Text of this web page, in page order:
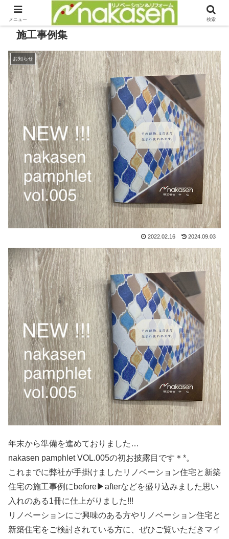
施工事例集
お知らせ
2022.02.16 2024.09.03
年末から準備を進めておりました…
nakasen pamphlet VOL.005の初お披露目です＊*。
これまでに弊社が手掛けましたリノベーション住宅と新築
住宅の施工事例にbefore▶afterなどを盛り込みました思い
入れのある1冊に仕上がりました!!!
リノベーションにご興味のある方やリノベーション住宅と
新築住宅をご検討されている方に、ぜひご覧いただきマイ
メニュー 検索